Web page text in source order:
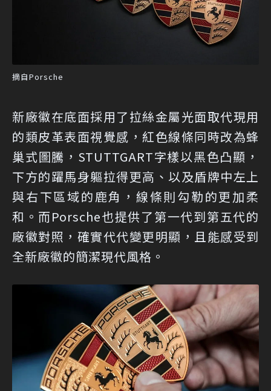
摘自Porsche
新廠徽在底面採用了拉絲金屬光面取代現用
的類皮革表面視覺感，紅色線條同時改為蜂
巢式圖騰，STUTTGART字樣以黑色凸顯，
下方的躍馬身軀拉得更高、以及盾牌中左上
與右下區域的鹿角，線條則勾勒的更加柔
和。而Porsche也提供了第一代到第五代的
廠徽對照，確實代代變更明顯，且能感受到
全新廠徽的簡潔現代風格。